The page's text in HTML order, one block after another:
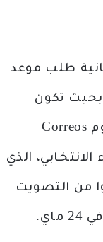
طلب موعد
بحيث تكون
قادرة على اختيار التاريخ والوقت الذي يناسب مقدم الطلب. سيقوم Correos
الذي
يتمكنوا من التصويت